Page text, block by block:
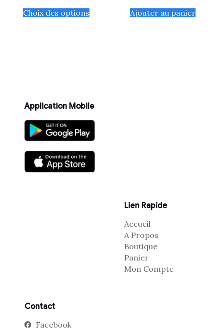
Choix des options Ajouter au panier
Application Mobile
Lien Rapide
Accueil
A Propos
Boutique
Panier
Mon Compte
Contact
Facebook